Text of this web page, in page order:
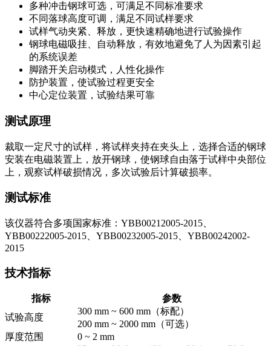
多种冲击钢球可选，可满足不同标准要求
不同落球高度可调，满足不同试样要求
试样气动夹紧、释放，更快速精确地进行试验操作
钢球电磁吸挂、自动释放，有效地避免了人为因素引起
的系统误差
脚踏开关启动模式，人性化操作
防护装置，使试验过程更安全
中心定位装置，试验结果可靠
测试原理
裁取一定尺寸的试样，将试样夹持在夹头上，选择合适的钢球
安装在电磁装置上，放开钢球，使钢球自由落于试样中央部位
上，观察试样破损情况，多次试验后计算破损率。
测试标准
该仪器符合多项国家标准：YBB00212005-2015、
YBB00222005-2015、YBB00232005-2015、YBB00242002-
2015
技术指标
指标
参数
试验高度
300 mm ~ 600 mm（标配）
200 mm ~ 2000 mm（可选）
厚度范围
0 ~ 2 mm